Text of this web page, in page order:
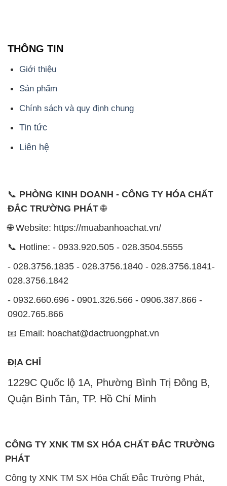
THÔNG TIN
Giới thiệu
Sản phẩm
Chính sách và quy định chung
Tin tức
Liên hệ
📞 PHÒNG KINH DOANH - CÔNG TY HÓA CHẤT
ĐẮC TRƯỜNG PHÁT🌐
🌐 Website: https://muabanhoachat.vn/
📞 Hotline: - 0933.920.505 - 028.3504.5555
- 028.3756.1835 - 028.3756.1840 - 028.3756.1841-
028.3756.1842
- 0932.660.696 - 0901.326.566 - 0906.387.866 -
0902.765.866
📧 Email: hoachat@dactruongphat.vn
ĐỊA CHỈ
1229C Quốc lộ 1A, Phường Bình Trị Đông B,
Quận Bình Tân, TP. Hồ Chí Minh
CÔNG TY XNK TM SX HÓA CHẤT ĐẮC TRƯỜNG
PHÁT
Công ty XNK TM SX Hóa Chất Đắc Trường Phát,